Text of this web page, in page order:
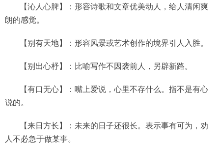
【沁人心脾】：形容诗歌和文章优美动人，给人清闲爽
朗的感觉。
【别有天地】：形容风景或艺术创作的境界引人入胜。
【别出心杼】：比喻写作不因袭前人，另辟新路。
【有口无心】：嘴上爱说，心里不存什么。指不是有心
说的。
【来日方长】：未来的日子还很长。表示事有可为，劝
人不必急于做某事。